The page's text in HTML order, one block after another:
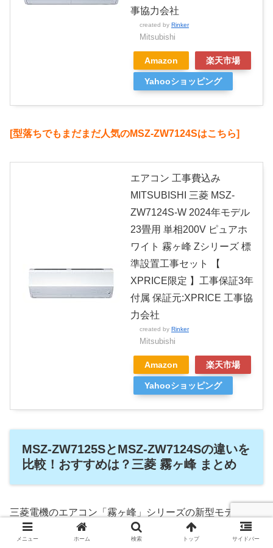
事協力会社
created by Rinker
Mitsubishi
Amazon 楽天市場
Yahooショッピング
[型落ちでもまだまだ人気のMSZ-ZW7124Sはこちら]
エアコン 工事費込み
MITSUBISHI 三菱 MSZ-
ZW7124S-W 2024年モデル
23畳用 単相200V ピュアホ
ワイト 霧ヶ峰 Zシリーズ 標
準設置工事セット 【
XPRICE限定 】工事保証3年
付属 保証元:XPRICE 工事協
力会社
created by Rinker
Mitsubishi
Amazon 楽天市場
Yahooショッピング
MSZ-ZW7125SとMSZ-ZW7124Sの違いを
比較！おすすめは？三菱 霧ヶ峰 まとめ
三菱電機のエアコン「霧ヶ峰」シリーズの新型モデル
「MSZ-ZW7125S」と型落ちモデル「MSZ-ZW7124S」
メニュー ホーム 検索 トップ サイドバー